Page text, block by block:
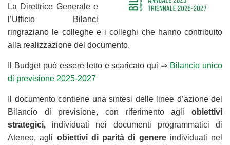
La Direttrice Generale e
l’Ufficio Bilanci
ringraziano le colleghe e i colleghi che hanno contribuito
alla realizzazione del documento.
Il Budget può essere letto e scaricato qui ⇒ Bilancio unico
di previsione 2025-2027
Il documento contiene una sintesi delle linee d’azione del
Bilancio di previsione, con riferimento agli obiettivi
strategici, individuati nei documenti programmatici di
Ateneo, agli obiettivi di parità di genereindividuati nel